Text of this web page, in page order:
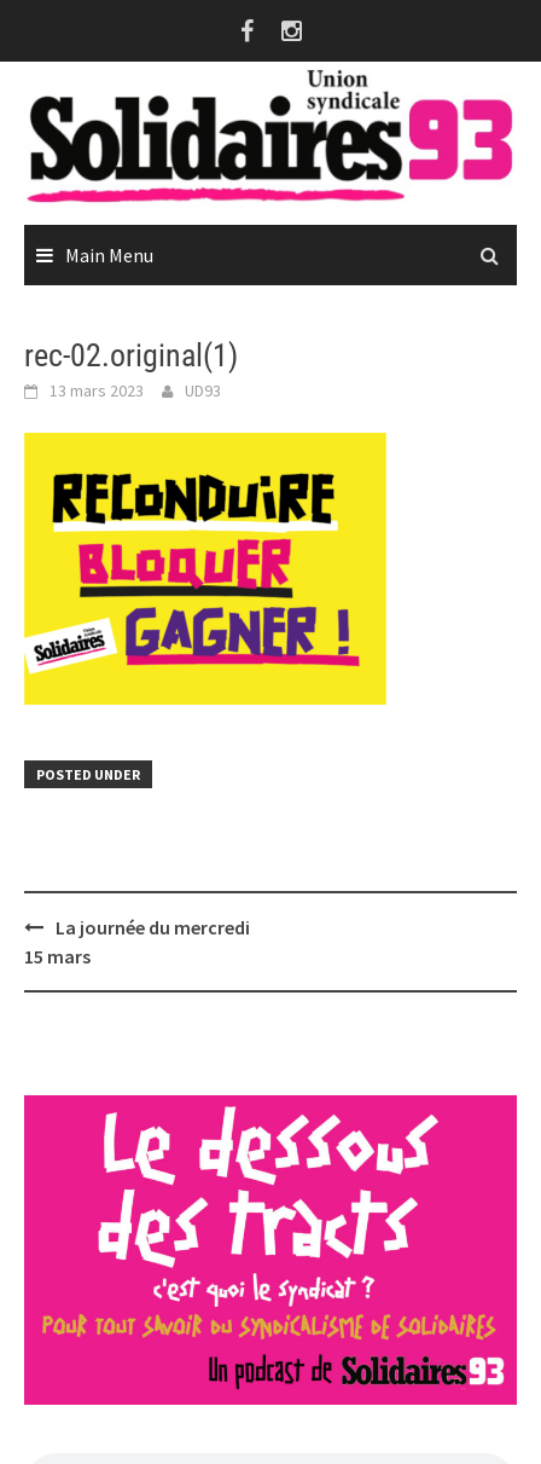
Main Menu
rec-02.original(1)
13 mars 2023 UD93
POSTED UNDER
Post
navigation
La journée du mercredi
15 mars